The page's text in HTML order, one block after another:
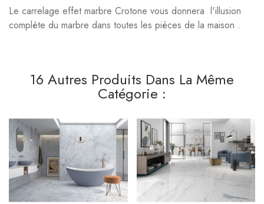
Le carrelage effet marbre Crotone vous donnera l'illusion
complète du marbre dans toutes les pièces de la maison .
16 Autres Produits Dans La Même
Catégorie :